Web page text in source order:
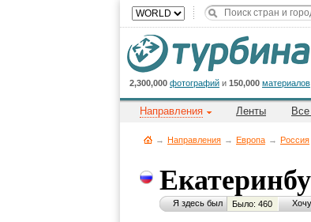
2,300,000 фотографий и 150,000 материалов
Направления Ленты
→ Направления → Европа → Россия
Я здесь был Было: 460